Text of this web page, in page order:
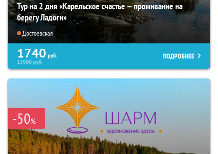
Тур на 2 дня «Карельское счастье — проживание на
берегу Ладоги»
Достоевская
1740 руб.
13900руб.
ПОДРОБНЕЕ
-50%